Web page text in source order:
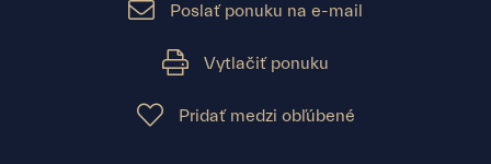
Poslať ponuku na e-mail
Vytlačiť ponuku
Pridať medzi obľúbené